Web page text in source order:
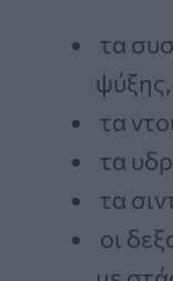
τα
ψύξης,
τα
τα
τα
οι